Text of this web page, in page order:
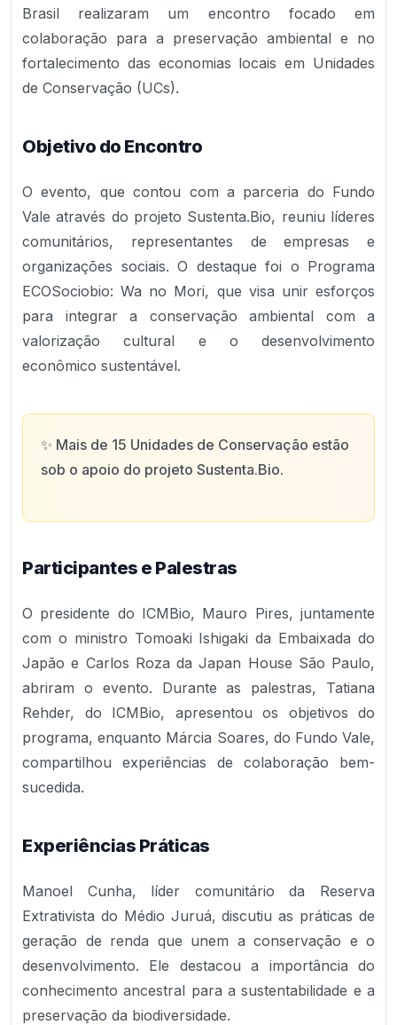
Brasil realizaram um encontro focado em
colaboração para a preservação ambiental e no
fortalecimento das economias locais em Unidades
de Conservação (UCs).
Objetivo do Encontro
O evento, que contou com a parceria do Fundo
Vale através do projeto Sustenta.Bio, reuniu líderes
comunitários, representantes de empresas e
organizações sociais. O destaque foi o Programa
ECOSociobio: Wa no Mori, que visa unir esforços
para integrar a conservação ambiental com a
valorização cultural e o desenvolvimento
econômico sustentável.
✨ Mais de 15 Unidades de Conservação estão
sob o apoio do projeto Sustenta.Bio.
Participantes e Palestras
O presidente do ICMBio, Mauro Pires, juntamente
com o ministro Tomoaki Ishigaki da Embaixada do
Japão e Carlos Roza da Japan House São Paulo,
abriram o evento. Durante as palestras, Tatiana
Rehder, do ICMBio, apresentou os objetivos do
programa, enquanto Márcia Soares, do Fundo Vale,
compartilhou experiências de colaboração bem-
sucedida.
Experiências Práticas
Manoel Cunha, líder comunitário da Reserva
Extrativista do Médio Juruá, discutiu as práticas de
geração de renda que unem a conservação e o
desenvolvimento. Ele destacou a importância do
conhecimento ancestral para a sustentabilidade e a
preservação da biodiversidade.